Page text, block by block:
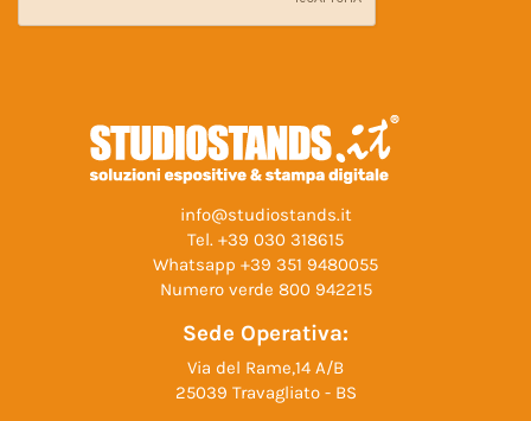
info@studiostands.it
Tel. +39 030 318615
Whatsapp +39 351 9480055
Numero verde 800 942215
Sede Operativa:
Via del Rame,14 A/B
25039 Travagliato - BS